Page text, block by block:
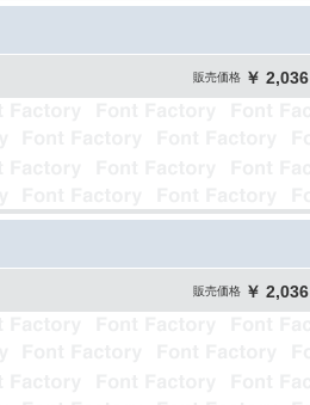
販売価格 ￥ 2,036
販売価格 ￥ 2,036